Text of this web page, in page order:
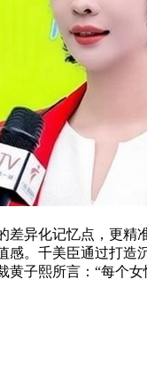
异化记忆点，更精
感。千美臣通过打造
子熙所言：“每个